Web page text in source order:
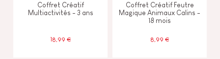
Coffret Créatif
Multiactivités - 3 ans
18,99 €
Coffret Créatif Feutre
Magique Animaux Calins -
18 mois
8,99 €